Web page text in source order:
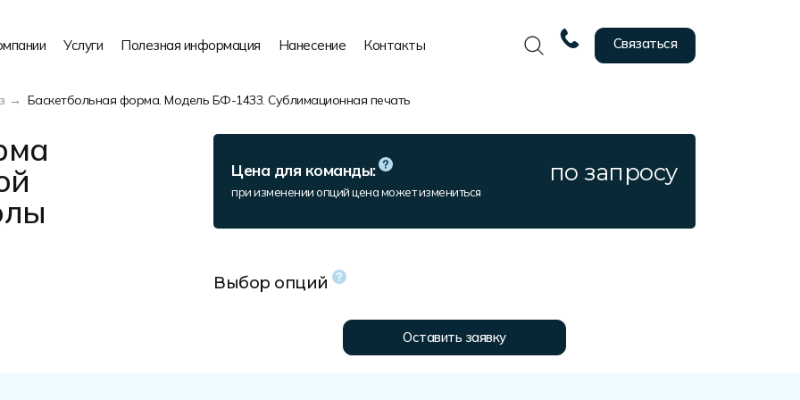
Услуги Полезная информация Нанесение Контакты Связаться
Баскетбольная форма. Модель БФ-1433. Сублимационная печать
Цена для команды:
при изменении опций цена может измениться
по запросу
Выбор опций
Оставить заявку